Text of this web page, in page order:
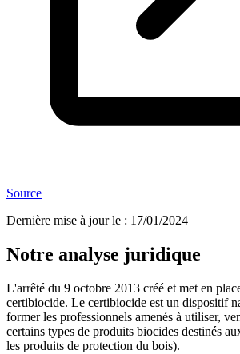
Source
Dernière mise à jour le : 17/01/2024
Notre analyse juridique
L'arrêté du 9 octobre 2013 créé et met en
certibiocide. Le certibiocide est un dispositif
former les professionnels amenés à utiliser,
certains types de produits biocides destinés
les produits de protection du bois).